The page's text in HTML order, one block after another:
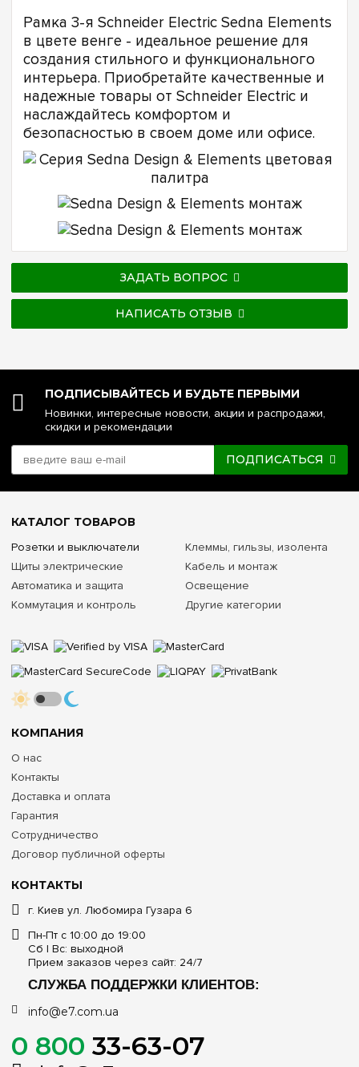
Рамка 3-я Schneider Electric Sedna Elements
в цвете венге - идеальное решение для
создания стильного и функционального
интерьера. Приобретайте качественные и
надежные товары от Schneider Electric и
наслаждайтесь комфортом и
безопасностью в своем доме или офисе.
ЗАДАТЬ ВОПРОС
НАПИСАТЬ ОТЗЫВ
ПОДПИСЫВАЙТЕСЬ И БУДЬТЕ ПЕРВЫМИ
Новинки, интересные новости, акции и распродажи,
скидки и рекомендации
ПОДПИСАТЬСЯ
КОНТАКТЫ
г. Киев ул. Любомира Гузара 6
Пн-Пт с 10:00 до 19:00
Сб | Вс: выходной
Прием заказов через сайт: 24/7
СЛУЖБА ПОДДЕРЖКИ КЛИЕНТОВ:
info@e7.com.ua
0 800 33-63-07
КОМПАНИЯ
О нас
Контакты
Доставка и оплата
Гарантия
Сотрудничество
Договор публичной оферты
КАТАЛОГ ТОВАРОВ
Розетки и выключатели
Щиты электрические
Автоматика и защита
Коммутация и контроль
Клеммы, гильзы, изолента
Кабель и монтаж
Освещение
Другие категории